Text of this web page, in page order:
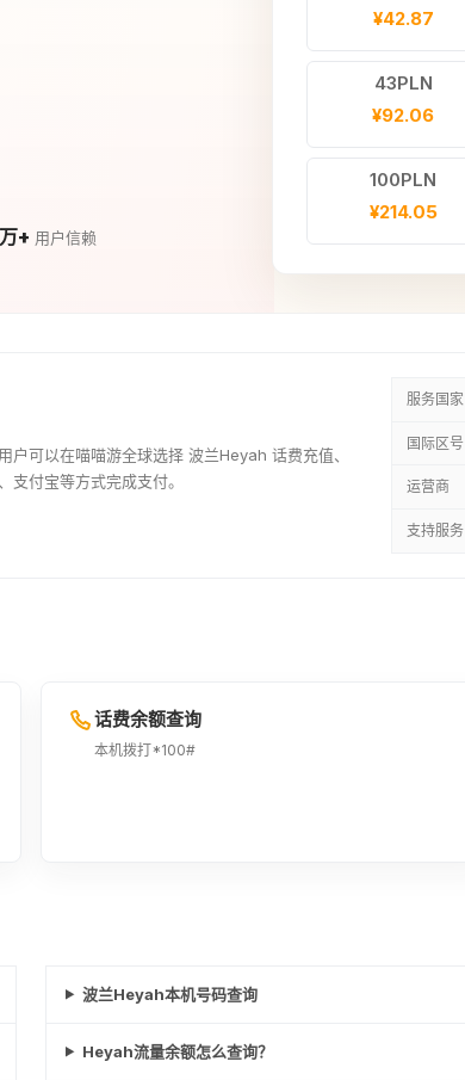
+ 用户信赖
¥42.87
43PLN
¥92.06
100PLN
¥214.05
可以在喵喵游全球选择 波兰Heyah 话费充值、
支付宝等方式完成支付。
服务国家
国际区号
运营商
支持服务
话费余额查询
本机拨打*100#
波兰Heyah本机号码查询
Heyah流量余额怎么查询？